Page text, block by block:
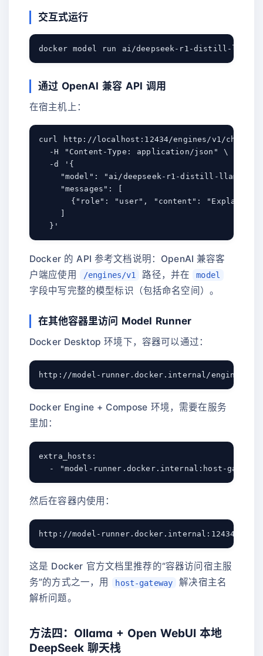
交互式运行
通过 OpenAI 兼容 API 调用
在宿主机上：
curl http://localhost:12434/engines/v1/chat/
  -H "Content-Type: application/json" \
  -d '{
"model": "ai/deepseek-r1-distill-
    "messages": [
{"role": "user", "content": "Explain
Docker 的 API 参考文档说明：OpenAI 兼容客
户端应使用
/engines/v1 路径，并在 model
字段中写完整的模型标识（包括命名空间）。
在其他容器里访问 Model Runner
Docker Desktop 环境下，容器可以通过：
Docker Engine + Compose 环境，需要在服务
里加：
extra_hosts:
然后在容器内使用：
这是 Docker 官方文档里推荐的“容器访问宿主服
务”的方式之一，用
host-gateway
解决宿主名
解析问题。
方法四：Ollama + Open WebUI 本地
DeepSeek 聊天栈